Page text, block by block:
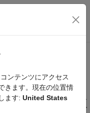
ーション メ
得、およびコード生成
ミュレーション中のシス
ポイントを設定してチャー
ンテンツにアクセス
きます。現在の位置情
ます: United States